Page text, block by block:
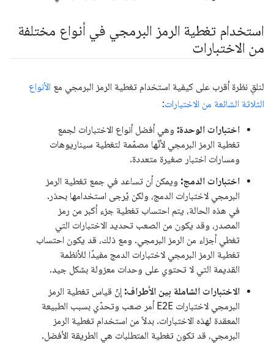
استخدام تغطية الرمز البرمجي في أنواع مختلفة
من الاختبارات
لنلقِ نظرة أقرب على كيفية استخدام تغطية الرمز البرمجي مع الأنواع
الثلاثة الشائعة من الاختبارات:
اختبارات الوحدة: وهي أفضل أنواع الاختبارات لجمع
تغطية الرمز البرمجي لأنّها مصمّمة لتغطية سيناريوهات
ومسارات اختبار صغيرة متعددة.
اختبارات الدمج: ويمكن أن تساعد في جمع تغطية الرمز
البرمجي لاختبارات الدمج، ولكن يُرجى استخدامها بحذر.
في هذه الحالة، يتم احتساب تغطية جزء أكبر من رمز
المصدر، وقد يكون من الصعب تحديد الاختبارات التي
تغطي أجزاء من الرمز البرمجي. ومع ذلك، قد يكون احتساب
تغطية الرمز البرمجي لاختبارات الدمج مفيدًا للأنظمة
القديمة التي لا تحتوي على وحدات معزولة بشكل جيد.
الاختبارات الشاملة بين الأطراف: إنّ قياس تغطية الرمز
البرمجي لاختبارات E2E أمر صعب وتحدّي بسبب الطبيعة
المعقدة لهذه الاختبارات. بدلاً من استخدام تغطية الرمز
البرمجي، قد تكون تغطية المتطلبات هي الطريقة الأفضل.